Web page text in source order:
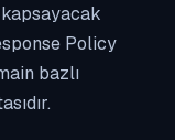
Policy
bazlı